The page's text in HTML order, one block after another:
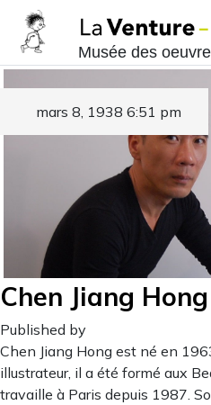
Musée des
Chen Jiang Hong
mars 8, 1938 6:51 pm
Published by
Chen Jiang Hong est né en
illustrateur, il a été formé aux
travaille à Paris depuis 1987.